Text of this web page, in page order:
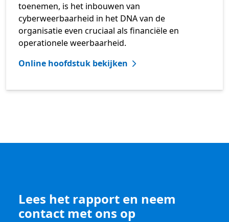
toenemen, is het inbouwen van
cyberweerbaarheid in het DNA van de
organisatie even cruciaal als financiële en
operationele weerbaarheid.
Online hoofdstuk bekijken
Lees het rapport en neem
contact met ons op